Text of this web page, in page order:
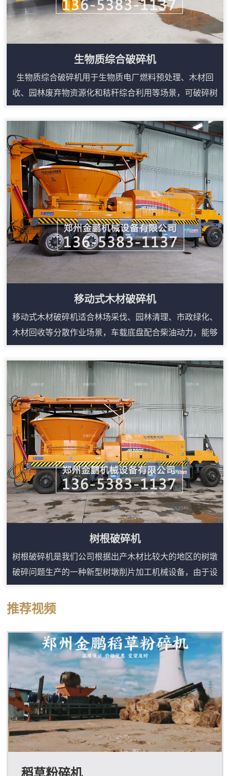
生物质综合破碎机
生物质综合破碎机用于生物质电厂燃料预处理、木材回
收、园林废弃物资源化和秸秆综合利用等场景，可破碎树
根、模板、托盘、板材、枝丫、圆木边角料等大体积木质
物料。设备采用强力进料和重型破碎结构，能把松散或不
规则原料整理成便于输送、堆放和后续加工的碎料。根据
生产线需求，可配套上料输送、磁选、筛分和出料输送，
形成连续作业流程。其优势在于适用物料广、产量稳定、
维护点集中，适合为锅炉燃烧、制粒、压块或有机覆...
移动式木材破碎机
移动式木材破碎机适合林场采伐、园林清理、市政绿化、
木材回收等分散作业场景，车载底盘配合柴油动力，能够
减少固定生产线对场地和电源的依赖。设备可处理树枝、
树根、板皮、废旧家具、木托盘等多类木质物料，进料口
宽、咬料能力强，搭配输送装置可连续出料。液压翻转和
自动控制便于日常检修，遥控或集中控制可降低现场人员
靠近设备的频次。对于需要频繁转场、临时堆场处理或原
料来源分散的用户，移动式结构能提升施工效率，...
树根破碎机
树根破碎机是我们公司根据出产木材比较大的地区的树墩
破碎问题生产的一种新型树墩削片加工机械设备，由于设
计合理、结构紧凑，安全、耐用、生产效率高，经推广使
用后，效果良好，整套设备是由电动机带动，噪音小、结
构简单、布置紧凑、售价便宜、工作稳定、产量高、成品
质量好，加工成本低。我公司研发的树根破碎机成功的为
广大用户节省了劈木机，以后用户再打树墩，就不需要向
以前那样先把树墩用劈木机劈开，然后才能用木片...
推荐视频